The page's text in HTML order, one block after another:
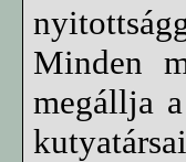
Minden
megállja